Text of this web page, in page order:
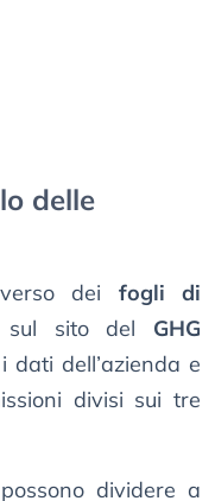
delle
dei fogli di
sul sito del GHG
dati dell’azienda e
divisi sui tre
dividere a